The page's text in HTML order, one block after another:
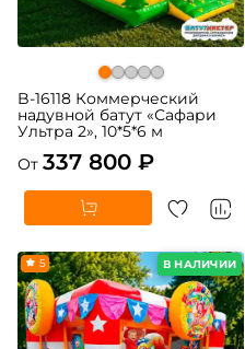
B-16118 Коммерческий
надувной батут «Сафари
Ультра 2», 10*5*6 м
От 337 800 ₽
В НАЛИЧИИ
5